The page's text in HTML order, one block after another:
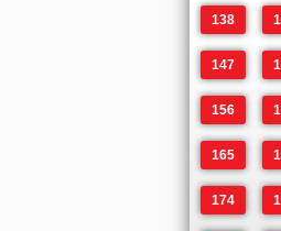
138
147
156
165
174